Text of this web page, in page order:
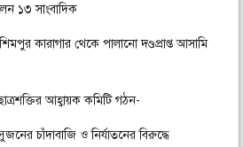
১৩ সাংবাদিক
কারাগার থেকে পালানো দণ্ডপ্রাপ্ত আসামি
আহ্বায়ক কমিটি গঠন-
চাঁদাবাজি ও নির্যাতনের বিরুদ্ধে